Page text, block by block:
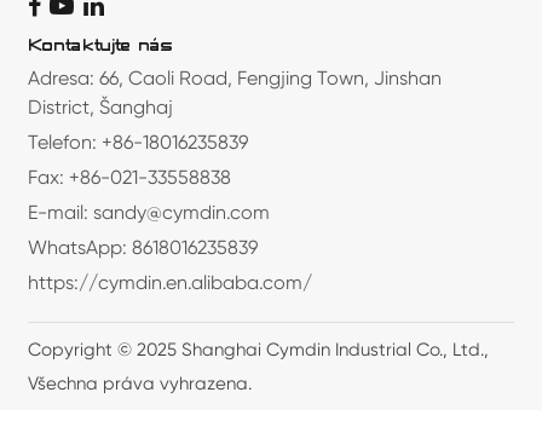
Kontaktujte nás
Adresa: 66, Caoli Road, Fengjing Town, Jinshan
District, Šanghaj
Telefon: +86-18016235839
Fax: +86-021-33558838
E-mail: sandy@cymdin.com
WhatsApp: 8618016235839
https://cymdin.en.alibaba.com/
Copyright © 2025 Shanghai Cymdin Industrial Co., Ltd.,
Všechna práva vyhrazena.